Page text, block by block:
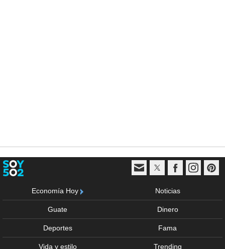
Economía Hoy Noticias
Guate Dinero
Deportes Fama
Vida y estilo Trending